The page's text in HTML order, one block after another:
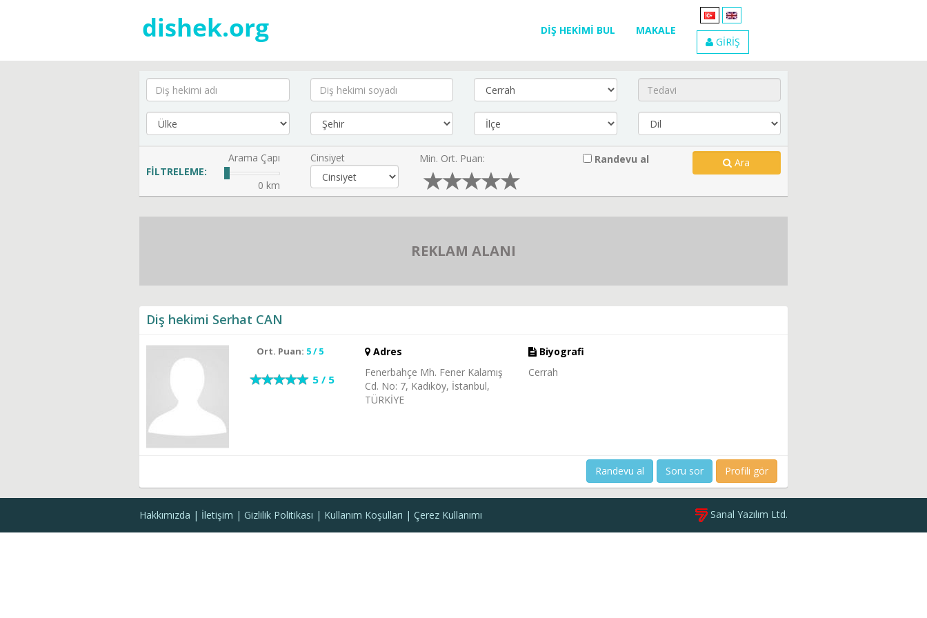
GİRİŞ
DİŞ HEKİMİ BUL MAKALE
FİLTRELEME:
Arama Çapı
0 km
Cinsiyet Min. Ort. Puan: Randevu al Ara
REKLAM ALANI
Diş hekimi Serhat CAN
Ort. Puan: 5 / 5
5 / 5
Adres
Fenerbahçe Mh. Fener Kalamış
Cd. No: 7, Kadıköy, İstanbul,
TÜRKİYE
Biyografi
Cerrah
Randevu al Soru sor Profili gör
Hakkımızda İletişim Gizlilik Politikası Kullanım Koşulları Çerez Kullanımı Sanal Yazılım Ltd.